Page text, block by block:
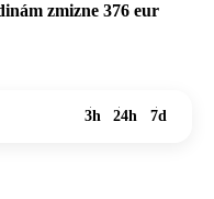
zmizne 376 eur
3h 24h 7d